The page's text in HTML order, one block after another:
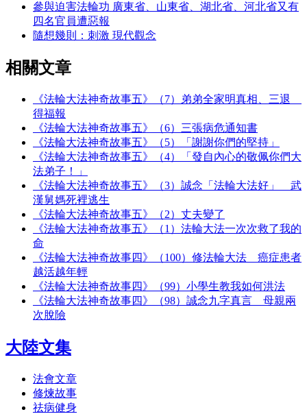
參與迫害法輪功 廣東省、山東省、湖北省、河北省又有
四名官員遭惡報
隨想幾則：刺激 現代觀念
相關文章
《法輪大法神奇故事五》（7）弟弟全家明真相、三退
得福報
《法輪大法神奇故事五》（6）三張病危通知書
《法輪大法神奇故事五》（5）「謝謝你們的堅持」
《法輪大法神奇故事五》（4）「發自內心的敬佩你們大
法弟子！」
《法輪大法神奇故事五》（3）誠念「法輪大法好」 武
漢舅媽死裡逃生
《法輪大法神奇故事五》（2）丈夫變了
《法輪大法神奇故事五》（1）法輪大法一次次救了我的
命
《法輪大法神奇故事四》（100）修法輪大法 癌症患者
越活越年輕
《法輪大法神奇故事四》（99）小學生教我如何洪法
《法輪大法神奇故事四》（98）誠念九字真言 母親兩
次脫險
大陸文集
法會文章
修煉故事
祛病健身